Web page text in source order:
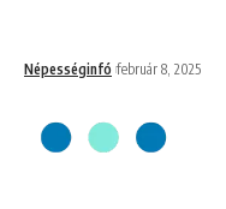
Népességinfó február 8, 2025